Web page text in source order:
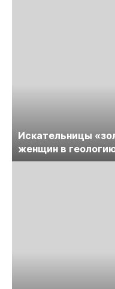
Искательницы
женщин в